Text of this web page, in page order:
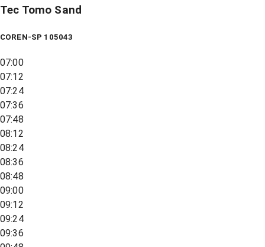
Tec Tomo Sand
COREN-SP 105043
07:00
07:12
07:24
07:36
07:48
08:12
08:24
08:36
08:48
09:00
09:12
09:24
09:36